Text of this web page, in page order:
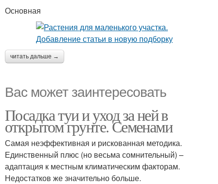
Основная
читать дальше →
Вас может заинтересовать
Посадка туи и уход за ней в
открытом грунте. Семенами
Самая неэффективная и рискованная методика.
Единственный плюс (но весьма сомнительный) –
адаптация к местным климатическим факторам.
Недостатков же значительно больше.